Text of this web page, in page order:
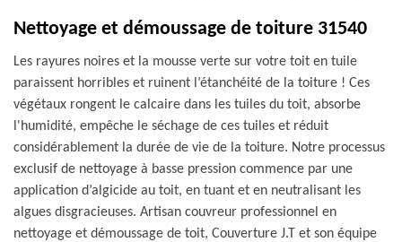
Nettoyage et démoussage de toiture 31540
Les rayures noires et la mousse verte sur votre toit en tuile
paraissent horribles et ruinent l’étanchéité de la toiture ! Ces
végétaux rongent le calcaire dans les tuiles du toit, absorbe
l'humidité, empêche le séchage de ces tuiles et réduit
considérablement la durée de vie de la toiture. Notre processus
exclusif de nettoyage à basse pression commence par une
application d’algicide au toit, en tuant et en neutralisant les
algues disgracieuses. Artisan couvreur professionnel en
nettoyage et démoussage de toit, Couverture J.T et son équipe